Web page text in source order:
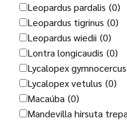
Leopardus pardalis (0)
Leopardus tigrinus (0)
Leopardus wiedii (0)
Lontra longicaudis (0)
Lycalopex gymnocercus
Lycalopex vetulus (0)
Macaúba (0)
Mandevilla hirsuta